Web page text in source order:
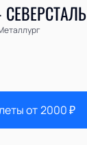
от 2000₽